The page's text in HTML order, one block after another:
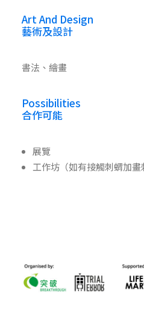
Art And Design
藝術及設計
書法、繪畫
Possibilities
合作可能
展覽
工作坊（如有接觸刺蝟加畫